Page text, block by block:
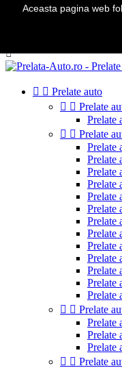
Telefon:0724 571 115

  Prelate auto
  Prelate
Prelate
  Prelate
Prelate
Prelate
Prelate
Prelate
Prelate
Prelate
Prelate
Prelate
Prelate
Prelate
Prelate
Prelate
Prelate
  Prelate
Prelate
  Prelate
Aceasta pagina web